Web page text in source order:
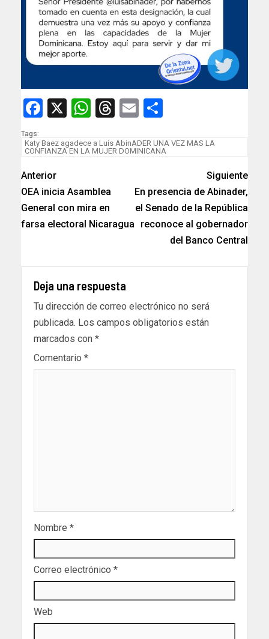
Facebook
X WhatsApp
Threads
Email
Tags:
Katy Baez agadece a Luis AbinADER UNA VEZ MAS LA
CONFIANZA EN LA MUJER DOMINICANA
Anterior
OEA inicia Asamblea
General con mira en
farsa electoral Nicaragua
Siguiente
En presencia de Abinader,
el Senado de la República
reconoce al gobernador
del Banco Central
Deja una respuesta
Tu dirección de correo electrónico no será
publicada. Los campos obligatorios están
marcados con *
Comentario *
Nombre *
Correo electrónico *
Web